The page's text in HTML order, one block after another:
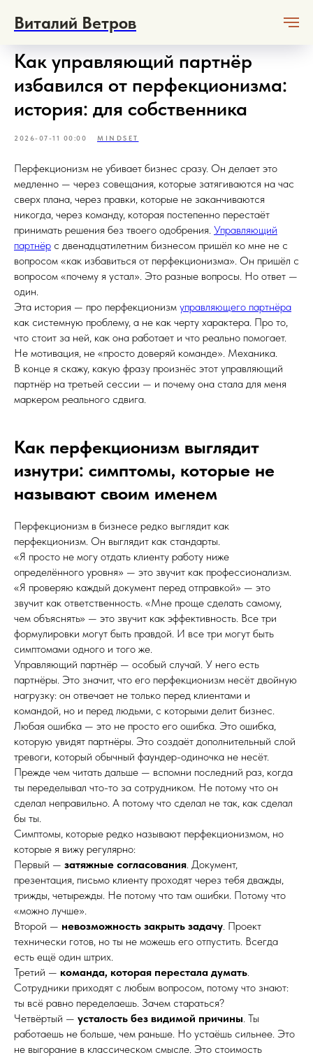
Виталий Ветров
Как управляющий партнёр
избавился от перфекционизма:
история: для собственника
2026-07-11 00:00 MINDSET
Перфекционизм не убивает бизнес сразу. Он делает это
медленно — через совещания, которые затягиваются на час
сверх плана, через правки, которые не заканчиваются
никогда, через команду, которая постепенно перестаёт
принимать решения без твоего одобрения. Управляющий
партнёр с двенадцатилетним бизнесом пришёл ко мне не с
вопросом «как избавиться от перфекционизма». Он пришёл с
вопросом «почему я устал». Это разные вопросы. Но ответ —
один.
Эта история — про перфекционизм управляющего партнёра
как системную проблему, а не как черту характера. Про то,
что стоит за ней, как она работает и что реально помогает.
Не мотивация, не «просто доверяй команде». Механика.
В конце я скажу, какую фразу произнёс этот управляющий
партнёр на третьей сессии — и почему она стала для меня
маркером реального сдвига.
Как перфекционизм выглядит
изнутри: симптомы, которые не
называют своим именем
Перфекционизм в бизнесе редко выглядит как
перфекционизм. Он выглядит как стандарты.
«Я просто не могу отдать клиенту работу ниже
определённого уровня» — это звучит как профессионализм.
«Я проверяю каждый документ перед отправкой» — это
звучит как ответственность. «Мне проще сделать самому,
чем объяснять» — это звучит как эффективность. Все три
формулировки могут быть правдой. И все три могут быть
симптомами одного и того же.
Управляющий партнёр — особый случай. У него есть
партнёры. Это значит, что его перфекционизм несёт двойную
нагрузку: он отвечает не только перед клиентами и
командой, но и перед людьми, с которыми делит бизнес.
Любая ошибка — это не просто его ошибка. Это ошибка,
которую увидят партнёры. Это создаёт дополнительный слой
тревоги, который обычный фаундер-одиночка не несёт.
Прежде чем читать дальше — вспомни последний раз, когда
ты переделывал что-то за сотрудником. Не потому что он
сделал неправильно. А потому что сделал не так, как сделал
бы ты.
Симптомы, которые редко называют перфекционизмом, но
которые я вижу регулярно:
Первый — затяжные согласования. Документ,
презентация, письмо клиенту проходят через тебя дважды,
трижды, четырежды. Не потому что там ошибки. Потому что
«можно лучше».
Второй — невозможность закрыть задачу. Проект
технически готов, но ты не можешь его отпустить. Всегда
есть ещё один штрих.
Третий — команда, которая перестала думать.
Сотрудники приходят с любым вопросом, потому что знают:
ты всё равно переделаешь. Зачем стараться?
Четвёртый — усталость без видимой причины. Ты
работаешь не больше, чем раньше. Но устаёшь сильнее. Это
не выгорание в классическом смысле. Это стоимость